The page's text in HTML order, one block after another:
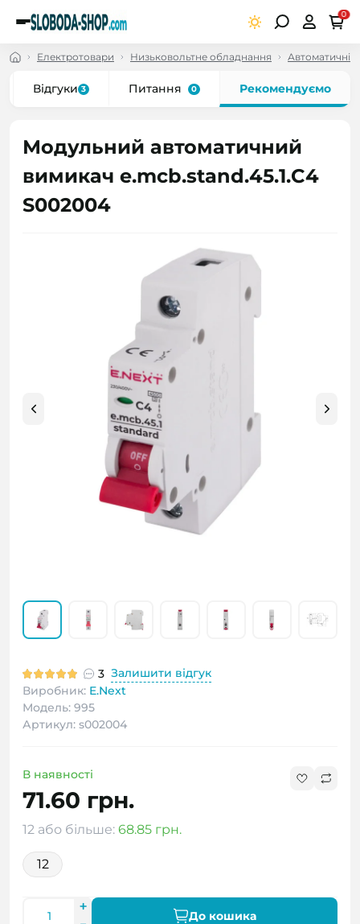
0
Електротовари Низьковольтне обладнання Автоматичні
Відгуки 3 Питання 0 Рекомендуємо
Модульний автоматичний
вимикач e.mcb.stand.45.1.C4
S002004
3 Залишити відгук
Виробник: E.Next
Модель: 995
Артикул: s002004
В наявності
71.60 грн.
12 або більше: 68.85 грн.
12
До кошика